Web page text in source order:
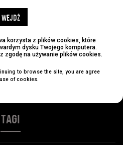
categories
POSTY
TAGI
WEJDŹ
korzysta z plików cookies, które
dysku Twojego komputera.
zgodę na używanie plików cookies.
to browse the site, you are agree
of cookies.